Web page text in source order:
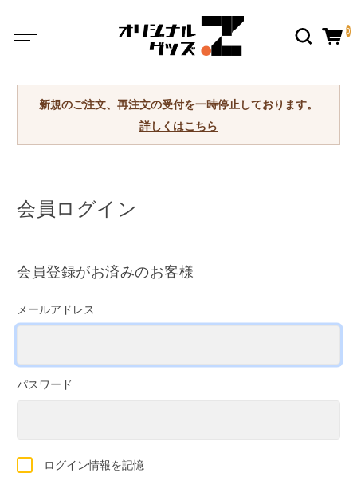
0
新規のご注文、再注文の受付を一時停止しております。
詳しくはこちら
会員ログイン
会員登録がお済みのお客様
メールアドレス
パスワード
ログイン情報を記憶